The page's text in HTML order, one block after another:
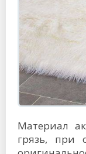
Материал
грязь, при